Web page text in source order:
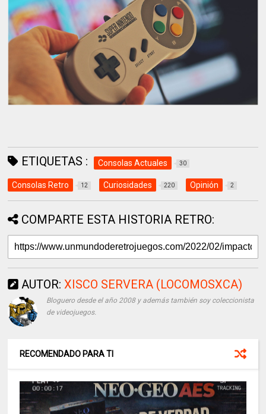
ETIQUETAS : Consolas Actuales 30
Consolas Retro 12 Curiosidades 220 Opinión 2
COMPARTE ESTA HISTORIA RETRO:
AUTOR: XISCO SERVERA (LOCOMOSXCA)
Bloguero desde el año 2008 y además también soy coleccionista
de videojuegos.
RECOMENDADO PARA TI